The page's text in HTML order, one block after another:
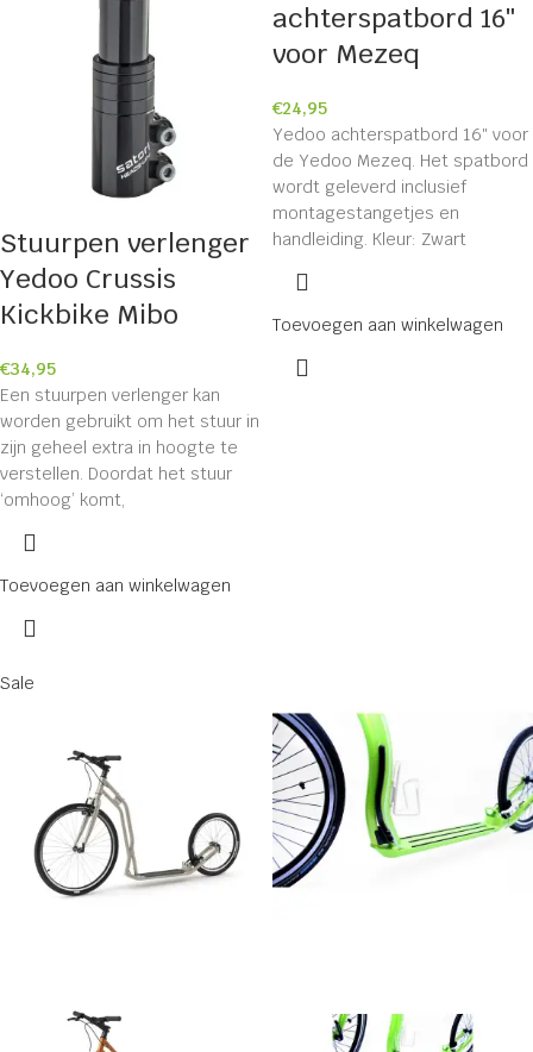
Stuurpen verlenger
Yedoo Crussis
Kickbike Mibo
€34,95
Een stuurpen verlenger kan
worden gebruikt om het stuur in
zijn geheel extra in hoogte te
verstellen. Doordat het stuur
‘omhoog’ komt,
Toevoegen aan winkelwagen
achterspatbord 16″
voor Mezeq
€24,95
Yedoo achterspatbord 16″ voor
de Yedoo Mezeq. Het spatbord
wordt geleverd inclusief
montagestangetjes en
handleiding. Kleur: Zwart
Toevoegen aan winkelwagen
Sale